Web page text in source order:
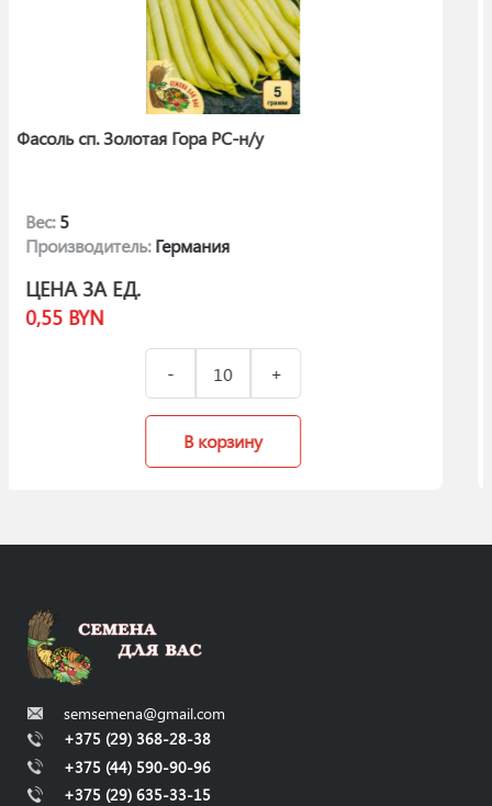
н/у Огурец Длинный Зеленый
semsemena@gmail.com
+375 (29) 368-28-38
+375 (44) 590-90-96
+375 (29) 635-33-15